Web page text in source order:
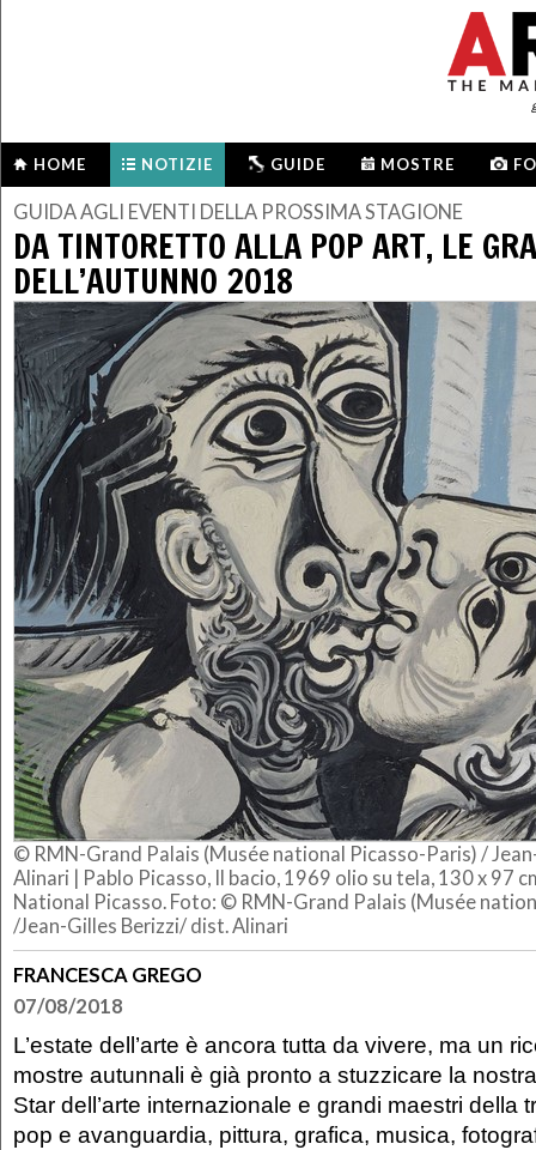
HOME NOTIZIE GUIDE MOSTRE
GUIDA AGLI EVENTI DELLA PROSSIMA STAGIONE
DA TINTORETTO ALLA POP ART, LE
DELL’AUTUNNO 2018
© RMN-Grand Palais (Musée national Picasso-Paris) /
Alinari | Pablo Picasso, Il bacio, 1969 olio su tela, 130 x 97
National Picasso. Foto: © RMN-Grand Palais (Musée
/Jean-Gilles Berizzi/ dist. Alinari
FRANCESCA GREGO
07/08/2018
L’estate dell’arte è ancora tutta da vivere, ma un
mostre autunnali è già pronto a stuzzicare la
Star dell’arte internazionale e grandi maestri della
pop e avanguardia, pittura, grafica, musica,